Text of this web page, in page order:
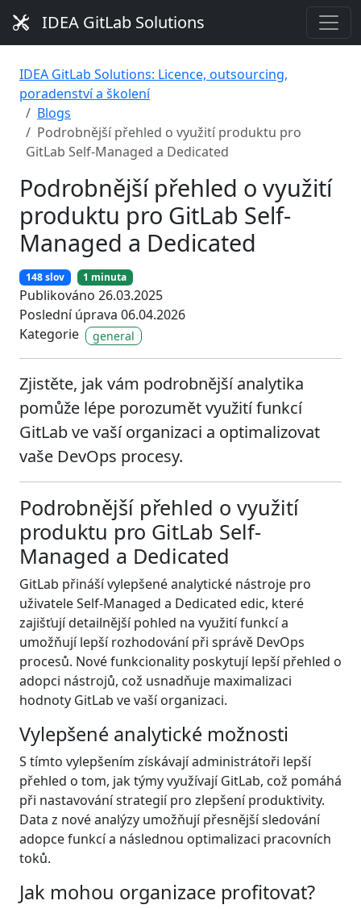
IDEA GitLab Solutions
IDEA GitLab Solutions: Licence, outsourcing,
poradenství a školení
Blogs
Podrobnější přehled o využití produktu pro
GitLab Self-Managed a Dedicated
Podrobnější přehled o využití
produktu pro GitLab Self-
Managed a Dedicated
148 slov 1 minuta
Publikováno 26.03.2025
Poslední úprava 06.04.2026
Kategorie
general
Zjistěte, jak vám podrobnější analytika
pomůže lépe porozumět využití funkcí
GitLab ve vaší organizaci a optimalizovat
vaše DevOps procesy.
Podrobnější přehled o využití
produktu pro GitLab Self-
Managed a Dedicated
GitLab přináší vylepšené analytické nástroje pro
uživatele Self-Managed a Dedicated edic, které
zajišťují detailnější pohled na využití funkcí a
umožňují lepší rozhodování při správě DevOps
procesů. Nové funkcionality poskytují lepší přehled o
adopci nástrojů, což usnadňuje maximalizaci
hodnoty GitLab ve vaší organizaci.
Vylepšené analytické možnosti
S tímto vylepšením získávají administrátoři lepší
přehled o tom, jak týmy využívají GitLab, což pomáhá
při nastavování strategií pro zlepšení produktivity.
Data z nové analýzy umožňují přesnější sledování
adopce funkcí a následnou optimalizaci pracovních
toků.
Jak mohou organizace profitovat?